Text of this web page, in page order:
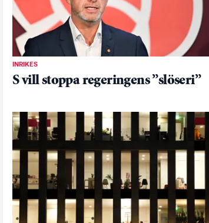
INRIKES
S vill stoppa regeringens ”slöseri”